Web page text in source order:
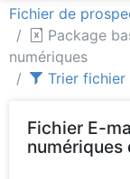
Fichier de
Package
numériques
Trier fichier
Fichier E-
numériques